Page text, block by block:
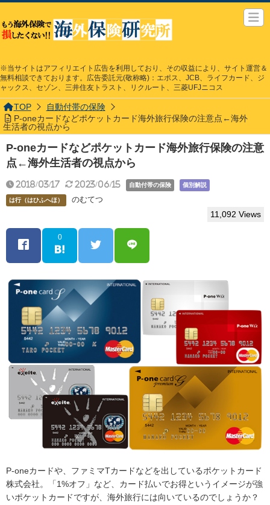
※当サイトはアフィリエイト広告を利用しており、その収益により、サイト運営＆
無料相談できております。広告委託元(敬称略)：エポス、JCB、ライフカード、ジ
ャックス、セゾン、三井住友トラスト、リクルート、三菱UFJニコス
TOP
自動付帯の保険
P-oneカードなどポケットカード海外旅行保険の注意点←海外
生活者の視点から
P-oneカードなどポケットカード海外旅行保険の注意
点←海外生活者の視点から
2018/03/17 2023/06/15 自動付帯の保険 個別解説
は行（はひふへほ） のむてつ
11,092 Views
0
P-oneカードや、ファミマTカードなどを出しているポケットカード
株式会社。「1%オフ」など、カード払いでお得というイメージが強
いポケットカードですが、海外旅行には向いているのでしょうか？